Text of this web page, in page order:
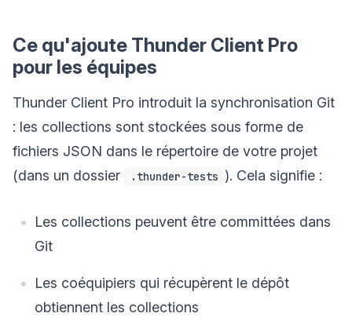
Ce qu'ajoute Thunder Client Pro
pour les équipes
Thunder Client Pro introduit la synchronisation Git
: les collections sont stockées sous forme de
fichiers JSON dans le répertoire de votre projet
(dans un dossier
.thunder-tests ). Cela signifie :
Les collections peuvent être committées dans
Git
Les coéquipiers qui récupèrent le dépôt
obtiennent les collections